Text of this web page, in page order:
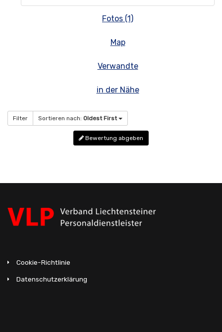
Fotos (1)
Map
Verwandte
in der Nähe
Filter Sortieren nach: Oldest First
Bewertung abgeben
Cookie-Richtlinie
Datenschutzerklärung